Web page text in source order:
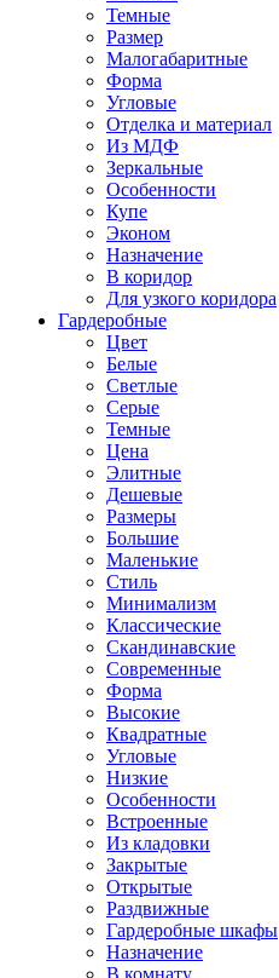
Темные
Размер
Малогабаритные
Форма
Угловые
Отделка и материал
Из МДФ
Зеркальные
Особенности
Купе
Эконом
Назначение
В коридор
Для узкого коридора
Гардеробные
Цвет
Белые
Светлые
Серые
Темные
Цена
Элитные
Дешевые
Размеры
Большие
Маленькие
Стиль
Минимализм
Классические
Скандинавские
Современные
Форма
Высокие
Квадратные
Угловые
Низкие
Особенности
Встроенные
Из кладовки
Закрытые
Открытые
Раздвижные
Гардеробные шкафы
Назначение
В комнату